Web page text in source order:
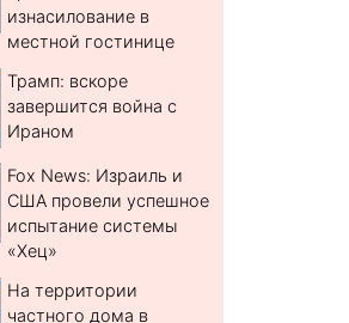
изнасилование в
местной гостинице
Трамп: вскоре
завершится война с
Ираном
Fox News: Израиль и
США провели успешное
испытание системы
«Хец»
На территории
частного дома в